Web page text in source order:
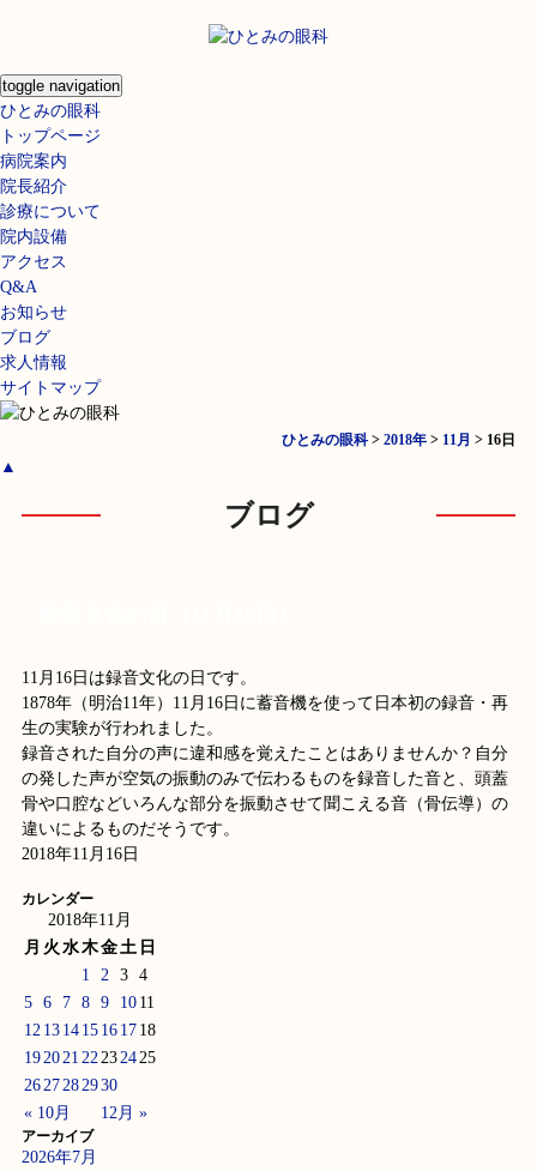
toggle navigation
ひとみの眼科
トップページ
病院案内
院長紹介
診療について
院内設備
アクセス
Q&A
お知らせ
ブログ
求人情報
サイトマップ
ひとみの眼科>2018年 > 11月 > 16日
▲
ブログ
11月16日は録音文化の日です。
1878年（明治11年）11月16日に蓄音機を使って日本初の録音・再
生の実験が行われました。
録音された自分の声に違和感を覚えたことはありませんか？自分
の発した声が空気の振動のみで伝わるものを録音した音と、頭蓋
骨や口腔などいろんな部分を振動させて聞こえる音（骨伝導）の
違いによるものだそうです。
2018年11月16日
カレンダー
2018年11月
月 火 水木金土 日
« 10月 12月 »
1 2 3
4
5
6 7 8 9 10 11
12 13 14 15 16 17 18
192021 22232425
2627282930
アーカイブ
2026年7月